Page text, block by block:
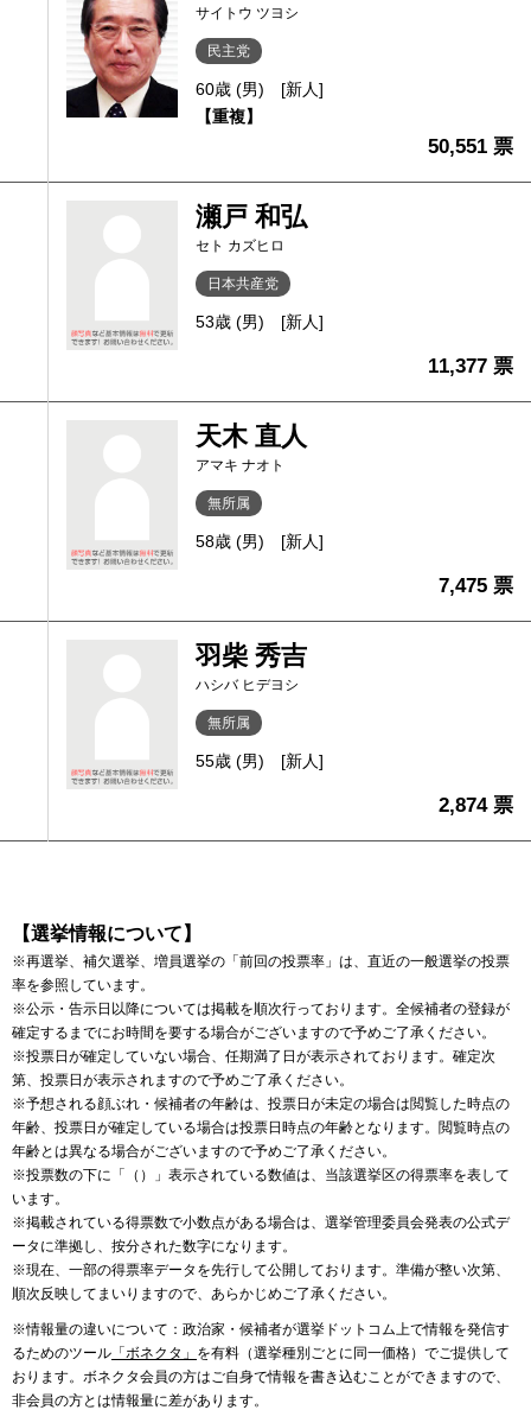
サイトウ ツヨシ
民主党
60歳 (男)
[新人]
【重複】
50,551 票
瀬戸 和弘
セト カズヒロ
日本共産党
53歳 (男) [新人]
11,377 票
天木 直人
アマキ ナオト
無所属
58歳 (男) [新人]
7,475 票
羽柴 秀吉
ハシバ ヒデヨシ
無所属
55歳 (男) [新人]
2,874 票
【選挙情報について】
※再選挙、補欠選挙、増員選挙の「前回の投票率」は、直近の一般選挙の投票
率を参照しています。
※公示・告示日以降については掲載を順次行っております。全候補者の登録が
確定するまでにお時間を要する場合がございますので予めご了承ください。
※投票日が確定していない場合、任期満了日が表示されております。確定次
第、投票日が表示されますので予めご了承ください。
※予想される顔ぶれ・候補者の年齢は、投票日が未定の場合は閲覧した時点の
年齢、投票日が確定している場合は投票日時点の年齢となります。閲覧時点の
年齢とは異なる場合がございますので予めご了承ください。
※投票数の下に「（）」表示されている数値は、当該選挙区の得票率を表して
います。
※掲載されている得票数で小数点がある場合は、選挙管理委員会発表の公式デ
ータに準拠し、按分された数字になります。
※現在、一部の得票率データを先行して公開しております。準備が整い次第、
順次反映してまいりますので、あらかじめご了承ください。
※情報量の違いについて：政治家・候補者が選挙ドットコム上で情報を発信す
るためのツール 「ボネクタ」 を有料（選挙種別ごとに同一価格）でご提供して
おります。ボネクタ会員の方はご自身で情報を書き込むことができますので、
非会員の方とは情報量に差があります。